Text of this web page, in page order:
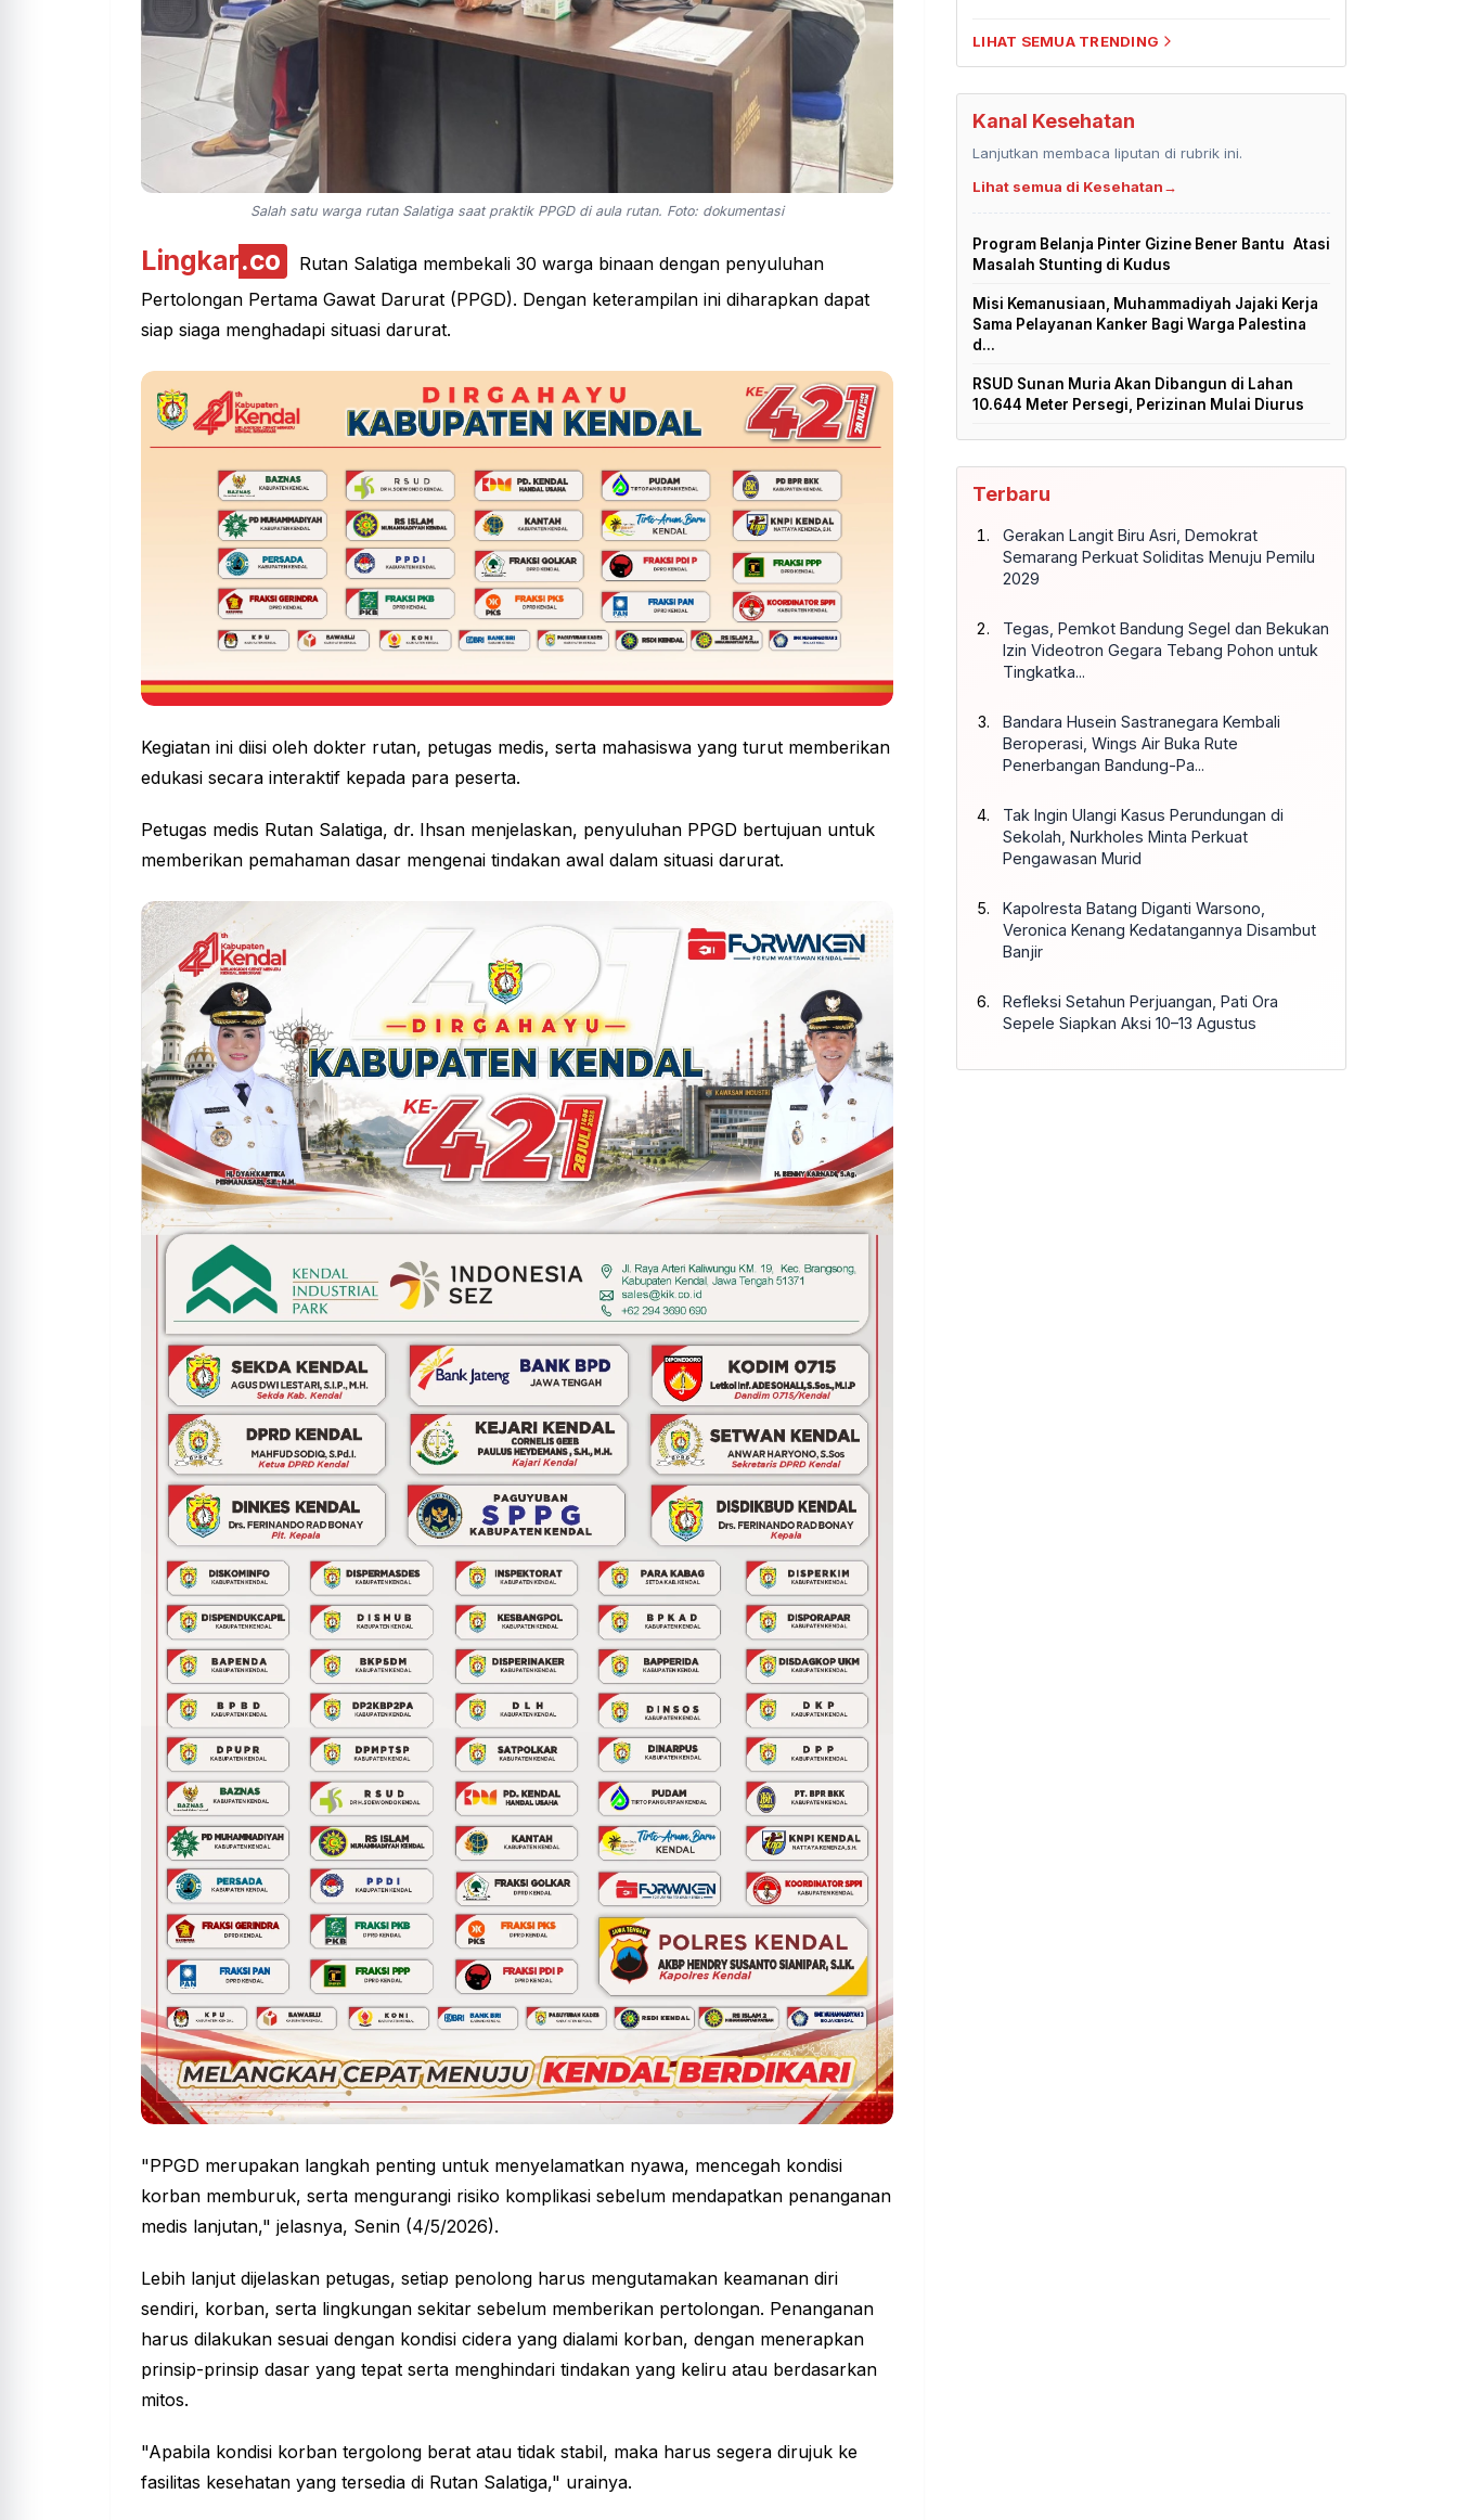
Salah satu warga rutan Salatiga saat praktik PPGD di aula rutan. Foto: dokumentasi
Lingkar.co
Rutan Salatiga membekali 30 warga binaan dengan penyuluhan
Pertolongan Pertama Gawat Darurat (PPGD). Dengan keterampilan ini diharapkan dapat
siap siaga menghadapi situasi darurat.
Kegiatan ini diisi oleh dokter rutan, petugas medis, serta mahasiswa yang turut memberikan
edukasi secara interaktif kepada para peserta.
Petugas medis Rutan Salatiga, dr. Ihsan menjelaskan, penyuluhan PPGD bertujuan untuk
memberikan pemahaman dasar mengenai tindakan awal dalam situasi darurat.
"PPGD merupakan langkah penting untuk menyelamatkan nyawa, mencegah kondisi
korban memburuk, serta mengurangi risiko komplikasi sebelum mendapatkan penanganan
medis lanjutan," jelasnya, Senin (4/5/2026).
Lebih lanjut dijelaskan petugas, setiap penolong harus mengutamakan keamanan diri
sendiri, korban, serta lingkungan sekitar sebelum memberikan pertolongan. Penanganan
harus dilakukan sesuai dengan kondisi cidera yang dialami korban, dengan menerapkan
prinsip-prinsip dasar yang tepat serta menghindari tindakan yang keliru atau berdasarkan
mitos.
"Apabila kondisi korban tergolong berat atau tidak stabil, maka harus segera dirujuk ke
fasilitas kesehatan yang tersedia di Rutan Salatiga," urainya.
LIHAT SEMUA TRENDING
Kanal Kesehatan
Lanjutkan membaca liputan di rubrik ini.
Lihat semua di Kesehatan→
Program Belanja Pinter Gizine Bener Bantu Atasi
Masalah Stunting di Kudus
Misi Kemanusiaan, Muhammadiyah Jajaki Kerja
Sama Pelayanan Kanker Bagi Warga Palestina
d...
RSUD Sunan Muria Akan Dibangun di Lahan
10.644 Meter Persegi, Perizinan Mulai Diurus
Terbaru
Gerakan Langit Biru Asri, Demokrat
Semarang Perkuat Soliditas Menuju Pemilu
2029
Tegas, Pemkot Bandung Segel dan Bekukan
Izin Videotron Gegara Tebang Pohon untuk
Tingkatka...
Bandara Husein Sastranegara Kembali
Beroperasi, Wings Air Buka Rute
Penerbangan Bandung-Pa...
Tak Ingin Ulangi Kasus Perundungan di
Sekolah, Nurkholes Minta Perkuat
Pengawasan Murid
Kapolresta Batang Diganti Warsono,
Veronica Kenang Kedatangannya Disambut
Banjir
Refleksi Setahun Perjuangan, Pati Ora
Sepele Siapkan Aksi 10–13 Agustus